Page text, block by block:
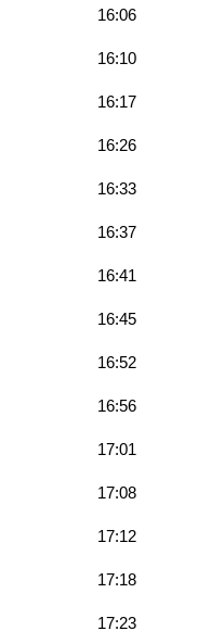
16:06
16:10
16:17
16:26
16:33
16:37
16:41
16:45
16:52
16:56
17:01
17:08
17:12
17:18
17:23